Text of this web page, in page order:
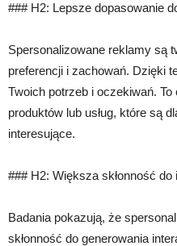
### H2: Lepsze dopasowanie
Spersonalizowane reklamy są
preferencji i zachowań. Dzięki
Twoich potrzeb i oczekiwań.
produktów lub usług, które są
interesujące.
### H2: Większa skłonność do
Badania pokazują, że
skłonność do generowania